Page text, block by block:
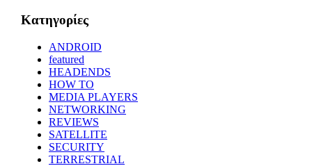
Kατηγορίες
ANDROID
featured
HEADENDS
HOW TO
MEDIA PLAYERS
NETWORKING
REVIEWS
SATELLITE
SECURITY
TERRESTRIAL